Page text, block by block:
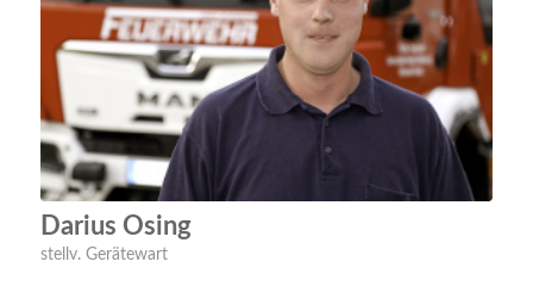
Darius Osing
stellv. Gerätewart